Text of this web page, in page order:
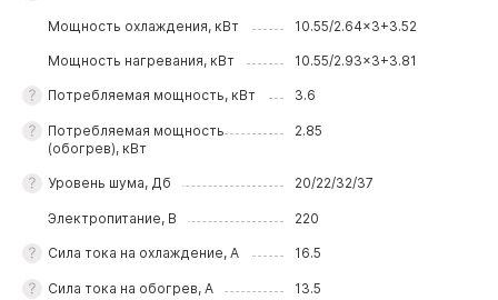
Мощность охлаждения, кВт 10.55/2.64x3+3.52
Мощность нагревания, кВт 10.55/2.93x3+3.81
Потребляемая мощность, кВт 3.6
Потребляемая мощность
(обогрев), кВт
2.85
Уровень шума, Дб 20/22/32/37
Электропитание, В 220
Сила тока на охлаждение, А 16.5
Сила тока на обогрев, А 13.5